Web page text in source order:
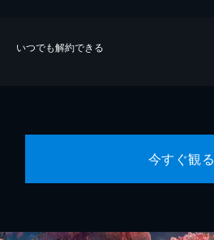
いつでも解約できる
今すぐ観る